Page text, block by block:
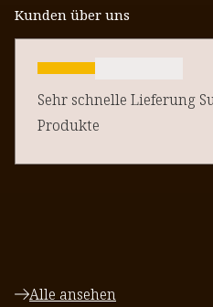
Kunden über uns
Sehr schnelle Lieferung Super
Produkte
Alle ansehen